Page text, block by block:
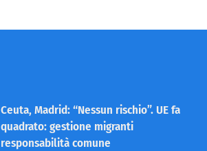
Ceuta, Madrid: “Nessun rischio”. UE fa
quadrato: gestione migranti
responsabilità comune